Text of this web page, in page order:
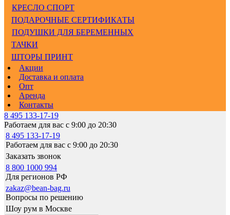
КРЕСЛО СПОРТ
ПОДАРОЧНЫЕ СЕРТИФИКАТЫ
ПОДУШКИ ДЛЯ БЕРЕМЕННЫХ
ТАЧКИ
ШТОРЫ ПРИНТ
Акции
Доставка и оплата
Опт
Аренда
Контакты
8 495 133-17-19
Работаем для вас с 9:00 до 20:30
8 495 133-17-19
Работаем для вас с 9:00 до 20:30
Заказать звонок
8 800 1000 994
Для регионов РФ
zakaz@bean-bag.ru
Вопросы по решению
Шоу рум в Москве